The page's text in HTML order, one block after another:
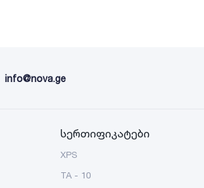
info@nova.ge
სერთიფიკატები
XPS
TA - 10